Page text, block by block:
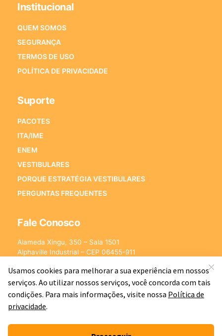
Institucional
QUEM SOMOS
SEGURANÇA
TERMOS DE USO
POLÍTICA DE PRIVACIDADE
Suporte
PACOTES
ITA/IME
ENEM
VESTIBULARES
PORQUE ESTRATÉGIA VESTIBULARES
PERGUNTAS FREQUENTES
Fale Conosco
Alameda Xingu, 350 – Sala 1501
Alphaville Industrial – CEP 06455-911
E-mail:[email protected]
©2026 - Estratégia Vestibulares - Cursos Online para Vestibulares.